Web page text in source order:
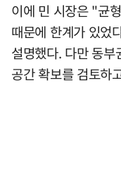
이에 민 시장은 "균
때문에 한계가 있었
설명했다. 다만 동
공간 확보를 검토하